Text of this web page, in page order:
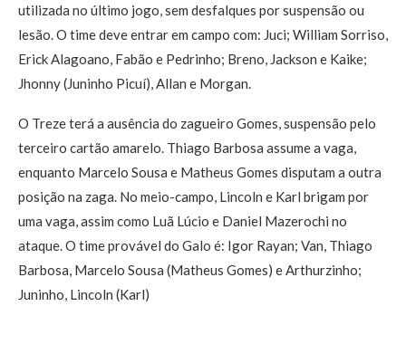
utilizada no último jogo, sem desfalques por suspensão ou
lesão. O time deve entrar em campo com: Juci; William Sorriso,
Erick Alagoano, Fabão e Pedrinho; Breno, Jackson e Kaike;
Jhonny (Juninho Picuí), Allan e Morgan.
O Treze terá a ausência do zagueiro Gomes, suspensão pelo
terceiro cartão amarelo. Thiago Barbosa assume a vaga,
enquanto Marcelo Sousa e Matheus Gomes disputam a outra
posição na zaga. No meio-campo, Lincoln e Karl brigam por
uma vaga, assim como Luã Lúcio e Daniel Mazerochi no
ataque. O time provável do Galo é: Igor Rayan; Van, Thiago
Barbosa, Marcelo Sousa (Matheus Gomes) e Arthurzinho;
Juninho, Lincoln (Karl)